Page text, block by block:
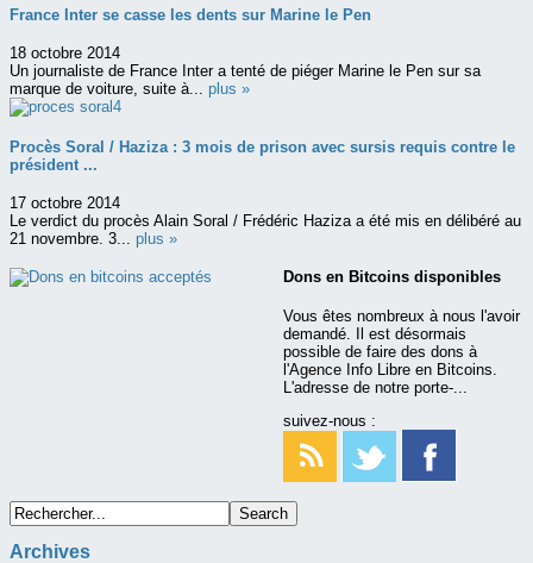
France Inter se casse les dents sur Marine le Pen
18 octobre 2014
Un journaliste de France Inter a tenté de piéger Marine le Pen sur sa
marque de voiture, suite à... plus »
Procès Soral / Haziza : 3 mois de prison avec sursis requis contre le
président ...
17 octobre 2014
Le verdict du procès Alain Soral / Frédéric Haziza a été mis en délibéré au
21 novembre. 3... plus »
Dons en Bitcoins disponibles
Vous êtes nombreux à nous l'avoir
demandé. Il est désormais
possible de faire des dons à
l'Agence Info Libre en Bitcoins.
L'adresse de notre porte-...
suivez-nous :
Archives